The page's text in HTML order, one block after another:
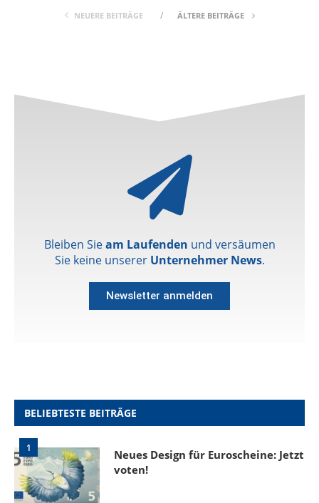
NEUERE BEITRÄGE ÄLTERE BEITRÄGE
Bleiben Sieam Laufenden und versäumen
Sie keine unserer Unternehmer News.
Newsletter anmelden
BELIEBTESTE BEITRÄGE
1
Neues Design für Euroscheine: Jetzt
voten!